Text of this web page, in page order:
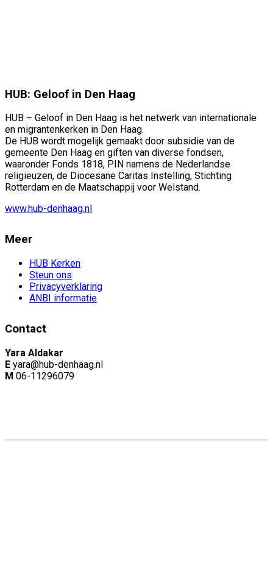
HUB: Geloof in Den Haag
HUB – Geloof in Den Haag is het netwerk van internationale
en migrantenkerken in Den Haag.
De HUB wordt mogelijk gemaakt door subsidie van de
gemeente Den Haag en giften van diverse fondsen,
waaronder Fonds 1818, PIN namens de Nederlandse
religieuzen, de Diocesane Caritas Instelling, Stichting
Rotterdam en de Maatschappij voor Welstand.
www.hub-denhaag.nl
Meer
HUB Kerken
Steun ons
Privacyverklaring
ANBI informatie
Contact
Yara Aldakar
E yara@hub-denhaag.nl
M 06-11296079